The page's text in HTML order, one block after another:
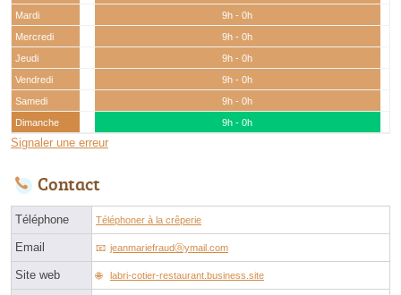
Mardi
9h - 0h
Mercredi
9h - 0h
Jeudi
9h - 0h
Vendredi
9h - 0h
Samedi
9h - 0h
Dimanche
9h - 0h
Signaler une erreur
Contact
Téléphone Téléphoner à la crêperie
Email jeanmariefraudⓐymail.com
Site web labri-cotier-restaurant.business.site